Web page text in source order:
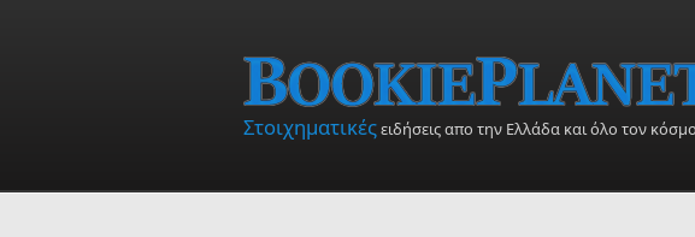
Στοιχηματικέςειδήσεις απο την Ελλάδα και όλο τον κόσμο